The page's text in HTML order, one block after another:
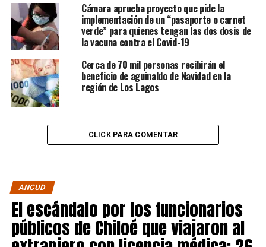
Cámara aprueba proyecto que pide la
implementación de un “pasaporte o carnet
verde” para quienes tengan las dos dosis de
la vacuna contra el Covid-19
Cerca de 70 mil personas recibirán el
beneficio de aguinaldo de Navidad en la
región de Los Lagos
CLICK PARA COMENTAR
ANCUD
El escándalo por los funcionarios
públicos de Chiloé que viajaron al